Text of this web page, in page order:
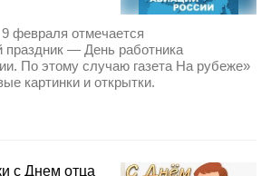
февраля отмечается
— День работника
По этому случаю газета На рубеже»
картинки и открытки.
с Днем отца